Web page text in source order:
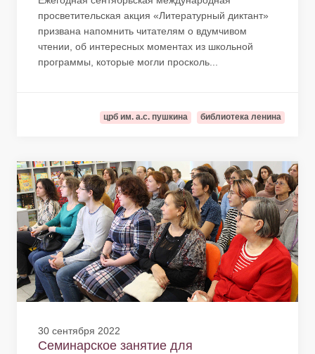
просветительская акция «Литературный диктант»
призвана напомнить читателям о вдумчивом
чтении, об интересных моментах из школьной
программы, которые могли просколь...
црб им. а.с. пушкина библиотека ленина
30 сентября 2022
Семинарское занятие для